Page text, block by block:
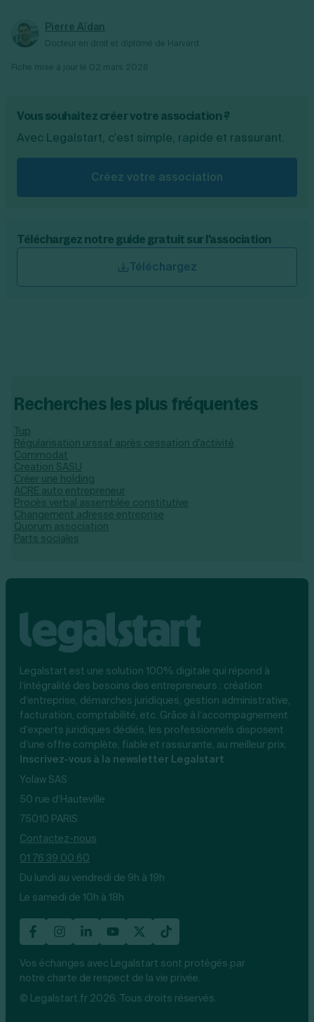
particulière, ou à une région) ;
missions des AGA ont été étendues en 2021.
Pierre Aïdan
Vous souhaitez créer votre association ?
Avec Legalstart, c'est simple, rapide et rassurant.
Créez votre association
Téléchargez notre guide gratuit sur l'association
Téléchargez
Recherches les plus fréquentes
Tup
Régularisation urssaf après cessation d'activité
Commodat
Creation SASU
Créer une holding
ACRE auto entrepreneur
Procès verbal assemblée constitutive
Changement adresse entreprise
Quorum association
Parts sociales
Legalstart est une solution 100% digitale qui répond à
l’intégralité des besoins des entrepreneurs : création
d’entreprise, démarches juridiques, gestion administrative,
facturation, comptabilité, etc. Grâce à l’accompagnement
d’experts juridiques dédiés, les professionnels disposent
d’une offre complète, fiable et rassurante, au meilleur prix.
Inscrivez-vous à la newsletter Legalstart
Yolaw SAS
50 rue d’Hauteville
75010 PARIS
Contactez-nous
01 76 39 00 60
Du lundi au vendredi de 9h à 19h
Le samedi de 10h à 18h
Vos échanges avec Legalstart sont protégés par
notre charte de respect de la vie privée.
© Legalstart.fr 2026. Tous droits réservés.